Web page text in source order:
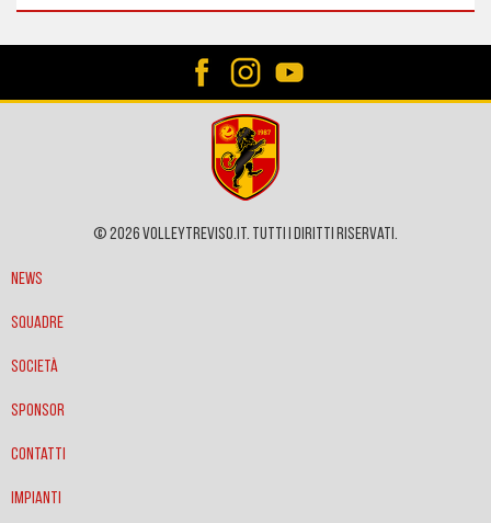
© 2026 VOLLEYTREVISO.IT. Tutti i diritti riservati.
News
Squadre
Società
Sponsor
Contatti
Impianti